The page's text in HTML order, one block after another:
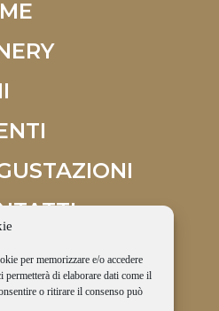
per memorizzare e/o accedere
di elaborare dati come il
o ritirare il consenso può